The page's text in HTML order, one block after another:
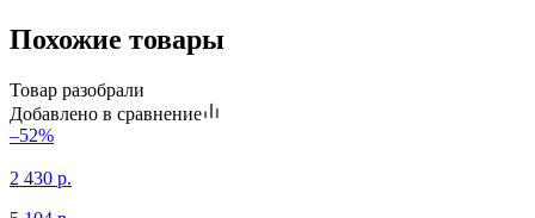
Похожие товары
Товар разобрали
Добавлено в сравнение
–52%
2 430 р.